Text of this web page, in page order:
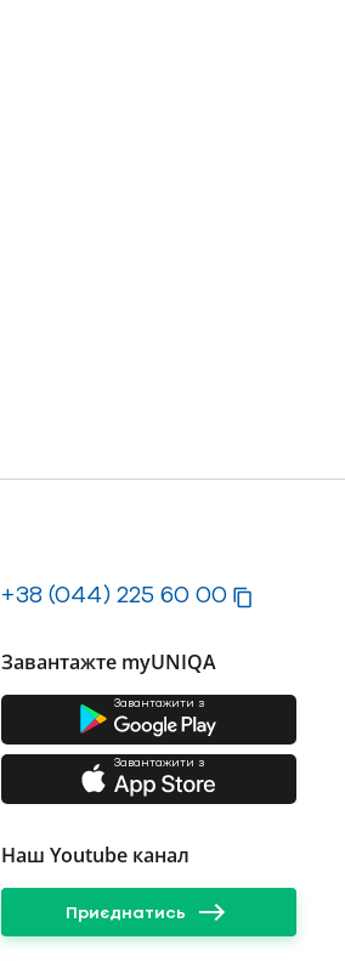
+38 (044) 225 60 00
Завантажте myUNIQA
Завантажити з
Завантажити з
Наш Youtube канал
Приєднатись